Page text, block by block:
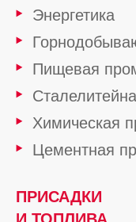
Энергетика
Пищевая
Химическая
Цементная
ПРИСАДКИ